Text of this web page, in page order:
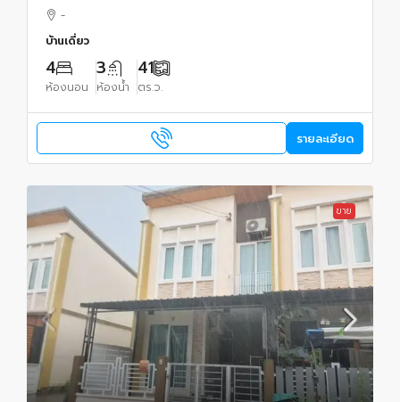
-
บ้านเดี่ยว
4
ห้องนอน
3
ห้องน้ำ
41
ตร.ว.
รายละเอียด
ขาย